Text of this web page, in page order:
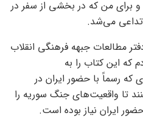
و برای من که در بخشی از سفر در
تداعی می‌شد.
مطالعات جبهه فرهنگی انقلاب
که این کتاب را به
رسماً با حضور ایران در
تا واقعیت‌های جنگ سوریه را
حضور ایران نیاز بوده است.